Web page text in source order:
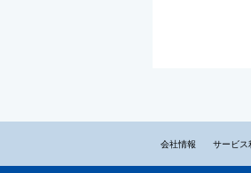
会社情報 サービス